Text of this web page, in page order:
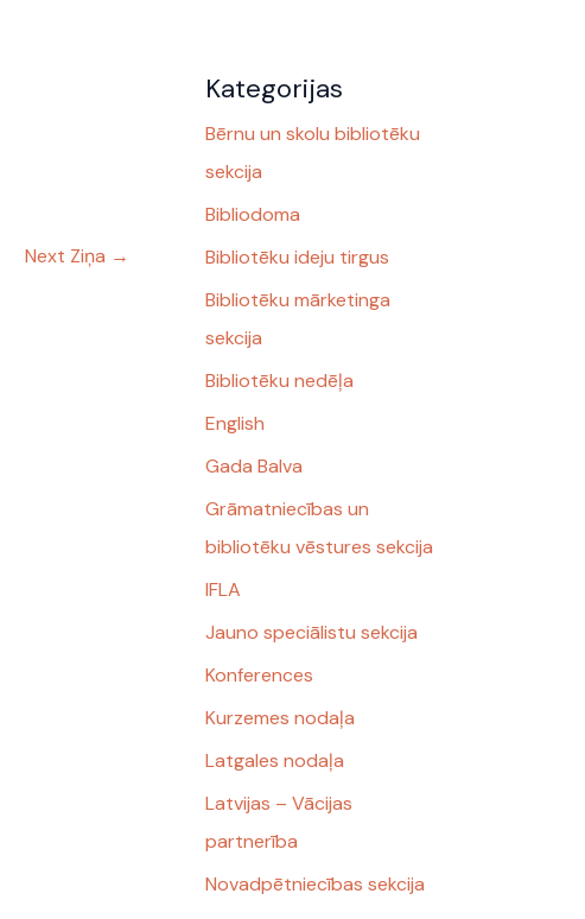
Next Ziņa →
Kategorijas
Bērnu un skolu bibliotēku
sekcija
Bibliodoma
Bibliotēku ideju tirgus
Bibliotēku mārketinga
sekcija
Bibliotēku nedēļa
English
Gada Balva
Grāmatniecības un
bibliotēku vēstures sekcija
IFLA
Jauno speciālistu sekcija
Konferences
Kurzemes nodaļa
Latgales nodaļa
Latvijas – Vācijas
partnerība
Novadpētniecības sekcija